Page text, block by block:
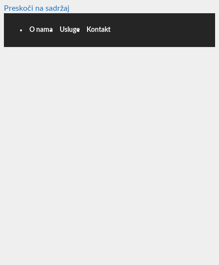
Preskoči na sadržaj
O nama Usluge Kontakt